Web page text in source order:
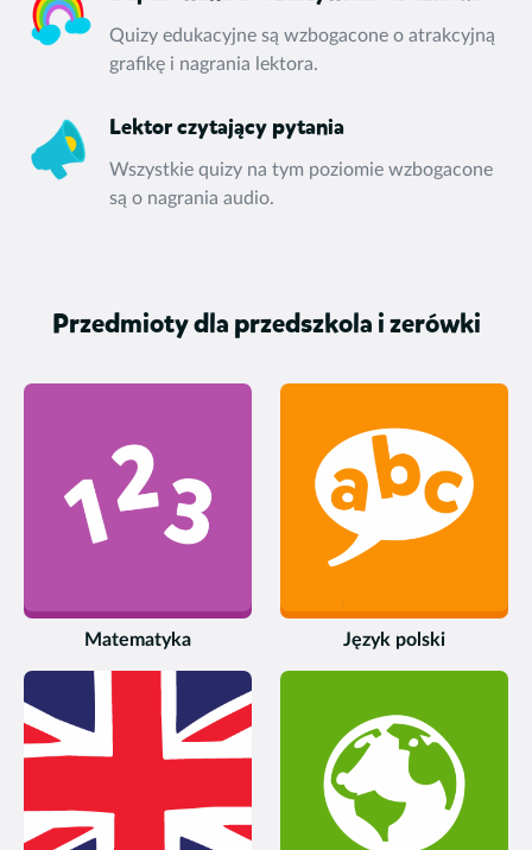
Quizy edukacyjne są wzbogacone o atrakcyjną
grafikę i nagrania lektora.
Lektor czytający pytania
Wszystkie quizy na tym poziomie wzbogacone
są o nagrania audio.
Przedmioty dla przedszkola i zerówki
Matematyka Język polski